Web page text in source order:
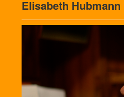
Elisabeth Hubmann